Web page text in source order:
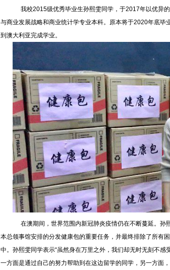
我校2015级优秀毕业生孙熙雯同学，于2017年以优异
与商业发展战略和商业统计学专业本科。原本将于2020年底
到澳大利亚完成学业。
在澳期间，世界范围内新冠肺炎疫情仍在不断蔓延。
本总领事馆安排的分发健康包的重要任务，并最终排除了所有
中。孙熙雯同学表示“虽然身在万里之外，我们却无时无刻不
一方面是通过自己的努力帮助到在这边留学的同学，另一方面